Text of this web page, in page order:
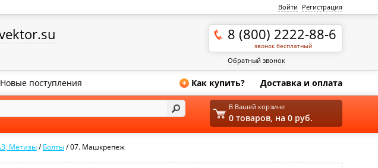
Войти Регистрация
8 (800) 2222-88-6
звонок бесплатный
Обратный звонок
Новые поступления + Как купить? Доставка и оплата
Метизы/Болты/07. Машкрепеж
В Вашей корзине
0 товаров, на 0 руб.